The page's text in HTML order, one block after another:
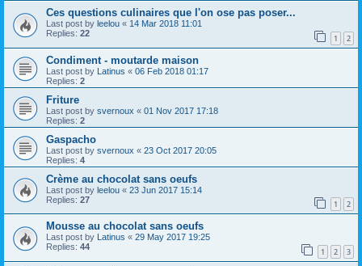
Ces questions culinaires que l'on ose pas poser...
Last post by leelou « 14 Mar 2018 11:01
Replies: 22 1 2
Condiment - moutarde maison
Last post by Latinus « 06 Feb 2018 01:17
Replies: 2
Friture
Last post by svernoux « 01 Nov 2017 17:18
Replies: 2
Gaspacho
Last post by svernoux « 23 Oct 2017 20:05
Replies: 4
Crème au chocolat sans oeufs
Last post by leelou « 23 Jun 2017 15:14
Replies: 27 1 2
Mousse au chocolat sans oeufs
Last post by Latinus « 29 May 2017 19:25
Replies: 44 1 2 3